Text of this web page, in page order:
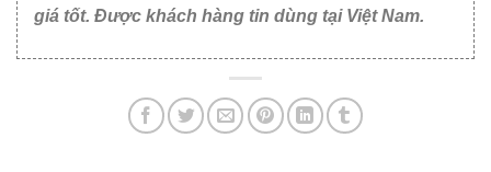
giá tốt. Được khách hàng tin dùng tại Việt Nam.